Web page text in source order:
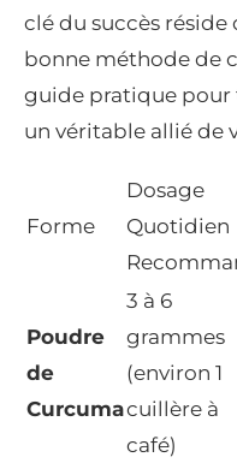
clé du succès
bonne méthode de
guide pratique pour
un véritable allié de
Forme
Dosage
Quotidien
Poudre
de
Curcuma
3 à 6
grammes
(environ 1
cuillère à
café)